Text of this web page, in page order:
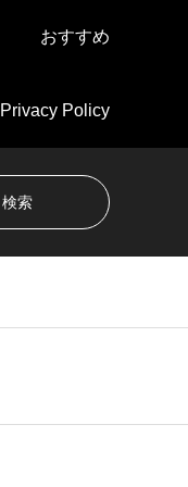
おすすめ
Privacy Policy